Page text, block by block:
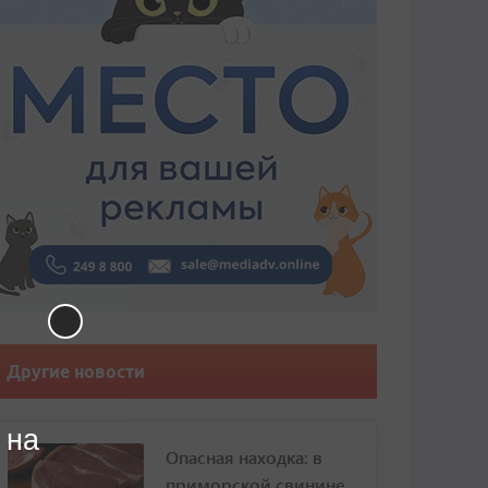
Другие новости
Опасная находка: в